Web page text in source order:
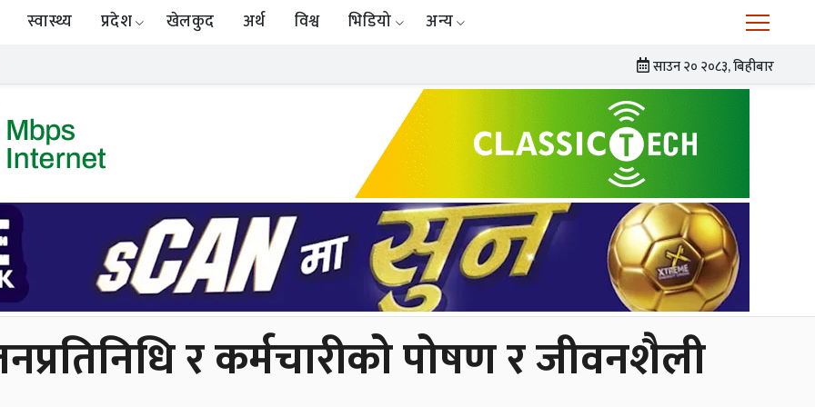
स्वास्थ्य प्रदेश खेलकुद अर्थ विश्व भिडियो अन्य
साउन २० २०८३, बिहीबार
र कर्मचारीको पोषण र जीवनशैली